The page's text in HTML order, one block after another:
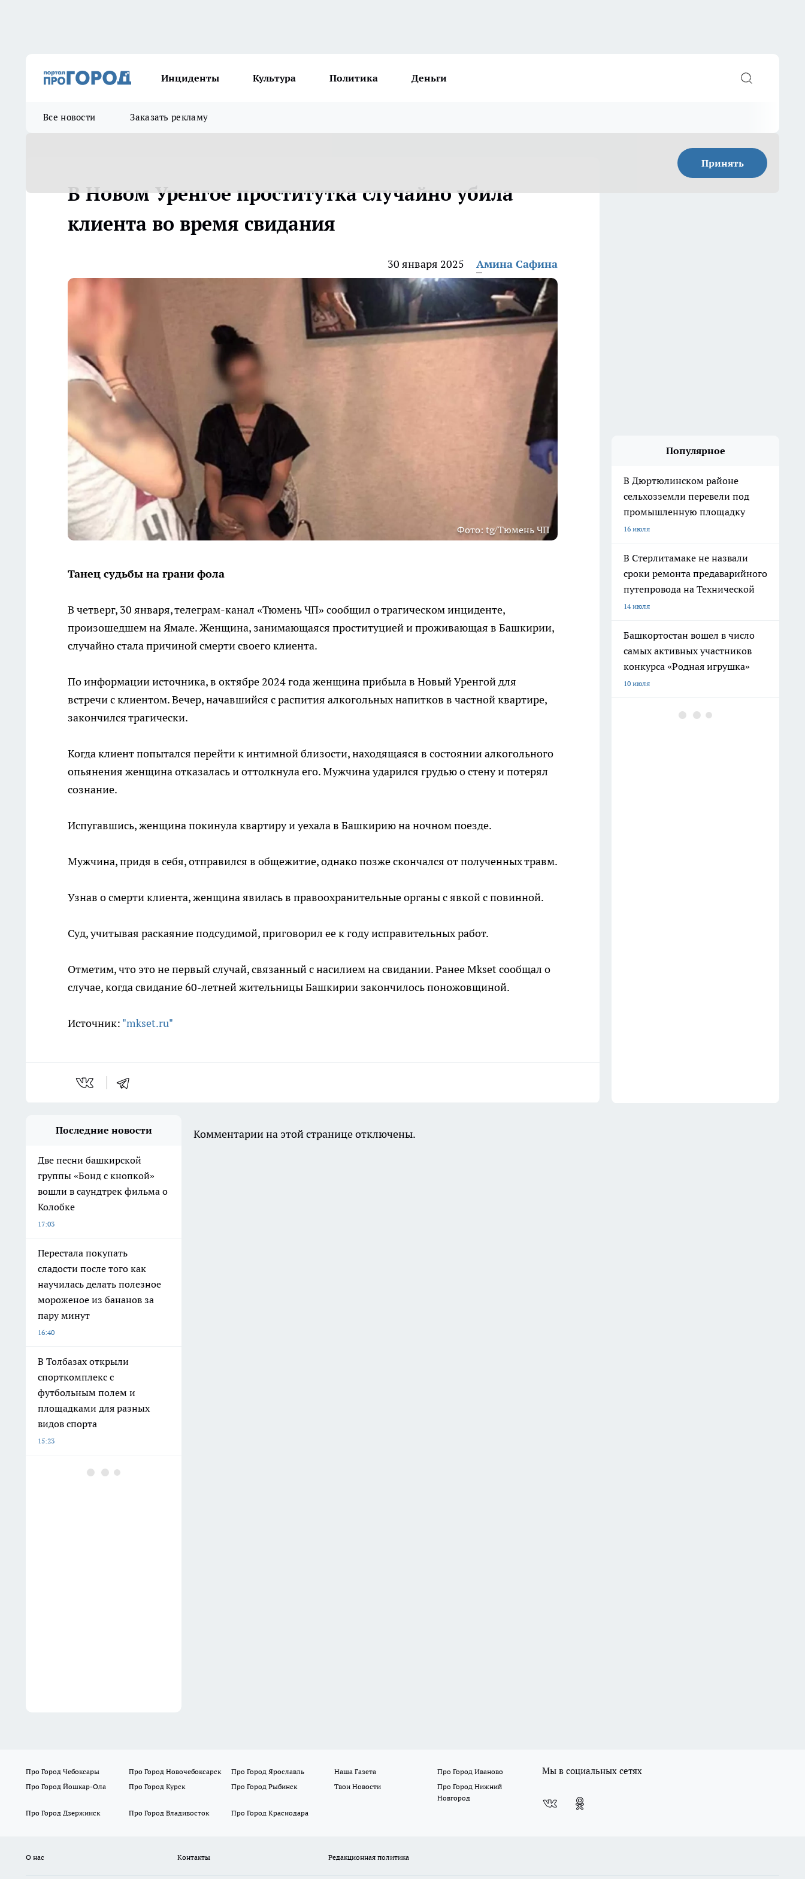
Инциденты Культура Политика Деньги
Все новости Заказать рекламу
Принять
В Новом Уренгое проститутка случайно убила
клиента во время свидания
30 января 2025 Амина Сафина
Фото: tg/Тюмень ЧП
Танец судьбы на грани фола
В четверг, 30 января, телеграм-канал «Тюмень ЧП» сообщил о трагическом инциденте,
произошедшем на Ямале. Женщина, занимающаяся проституцией и проживающая в Башкирии,
случайно стала причиной смерти своего клиента.
По информации источника, в октябре 2024 года женщина прибыла в Новый Уренгой для
встречи с клиентом. Вечер, начавшийся с распития алкогольных напитков в частной квартире,
закончился трагически.
Когда клиент попытался перейти к интимной близости, находящаяся в состоянии алкогольного
опьянения женщина отказалась и оттолкнула его. Мужчина ударился грудью о стену и потерял
сознание.
Испугавшись, женщина покинула квартиру и уехала в Башкирию на ночном поезде.
Мужчина, придя в себя, отправился в общежитие, однако позже скончался от полученных травм.
Узнав о смерти клиента, женщина явилась в правоохранительные органы с явкой с повинной.
Суд, учитывая раскаяние подсудимой, приговорил ее к году исправительных работ.
Отметим, что это не первый случай, связанный с насилием на свидании. Ранее Mkset сообщал о
случае, когда свидание 60-летней жительницы Башкирии закончилось поножовщиной.
Источник: "mkset.ru"
Популярное
В Дюртюлинском районе
сельхозземли перевели под
промышленную площадку
16 июля
В Стерлитамаке не назвали
сроки ремонта предаварийного
путепровода на Технической
14 июля
Башкортостан вошел в число
самых активных участников
конкурса «Родная игрушка»
10 июля
В Башкирии обновят
Последние новости
Две песни башкирской
группы «Бонд с кнопкой»
вошли в саундтрек фильма о
Колобке
17:03
Перестала покупать
сладости после того как
научилась делать полезное
мороженое из бананов за
пару минут
16:40
В Толбазах открыли
спорткомплекс с
футбольным полем и
площадками для разных
видов спорта
15:23
В Башкирии к «Поездам
Комментарии на этой странице отключены.
Про Город Чебоксары Про Город Новочебоксарск Про Город Ярославль Наша Газета
Про Город Иваново
Про Город Йошкар-Ола
Про Город Курск Про Город Рыбинск Твои Новости
Про Город Нижний
Новгород
Про Город Дзержинск
Про Город Владивосток Про Город Краснодара
Мы в социальных сетях
О нас Контакты Редакционная политика